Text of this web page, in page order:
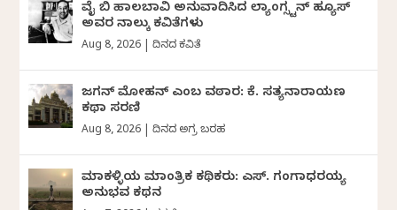
ವೈ ಬಿ ಹಾಲಬಾವಿ ಅನುವಾದಿಸಿದ ಲ್ಯಾಂಗ್ಸ್ಟನ್ ಹ್ಯೂಸ್
ಅವರ ನಾಲ್ಕು ಕವಿತೆಗಳು
Aug 8, 2026 |ದಿನದ ಕವಿತೆ
ಜಗನ್‌ ಮೋಹನ್‌ ಎಂಬ ವಠಾರ: ಕೆ. ಸತ್ಯನಾರಾಯಣ
ಕಥಾ ಸರಣಿ
Aug 8, 2026 |ದಿನದ ಅಗ್ರ ಬರಹ
ಮಾಕಳ್ಳಿಯ ಮಾಂತ್ರಿಕ ಕಥಿಕರು: ಎಸ್. ಗಂಗಾಧರಯ್ಯ
ಅನುಭವ ಕಥನ